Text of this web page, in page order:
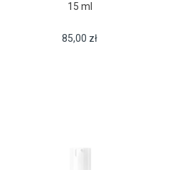
15 ml
85,00 zł